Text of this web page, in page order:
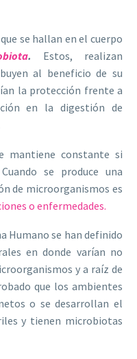
se hallan en el cuerpo
. Estos, realizan
al beneficio de su
la protección frente a
en la digestión de
mantiene constante si
se produce una
de microorganismos es
o enfermedades.
Humano se han definido
en donde varían no
y a raíz de
que los ambientes
o se desarrollan el
y tienen microbiotas